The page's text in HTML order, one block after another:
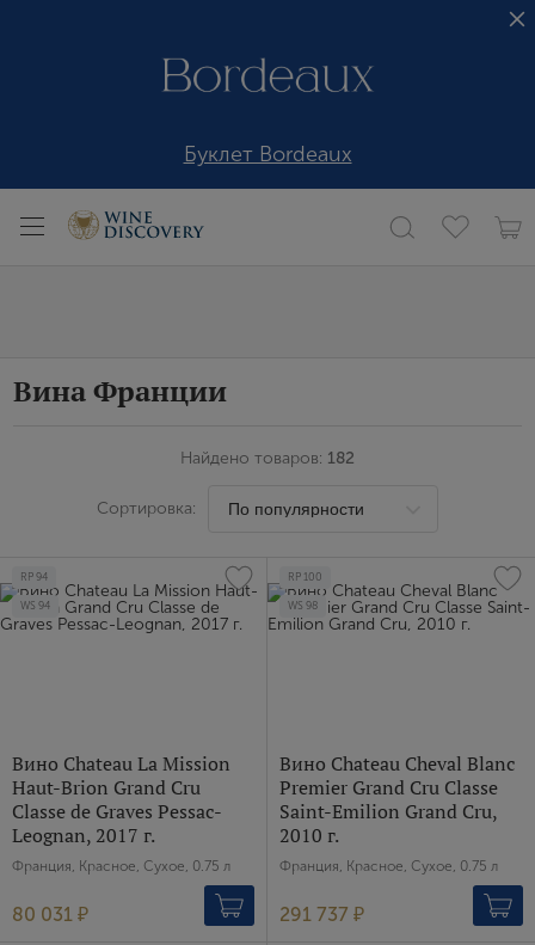
Буклет Bordeaux
Вина Франции
Найдено товаров: 182
Сортировка:
RP 94
WS 94
Вино Chateau La Mission
Haut-Brion Grand Cru
Classe de Graves Pessac-
Leognan, 2017 г.
Франция, Красное, Сухое, 0.75 л
80 031 ₽
RP 100
WS 98
Вино Chateau Cheval Blanc
Premier Grand Cru Classe
Saint-Emilion Grand Cru,
2010 г.
Франция, Красное, Сухое, 0.75 л
291 737 ₽